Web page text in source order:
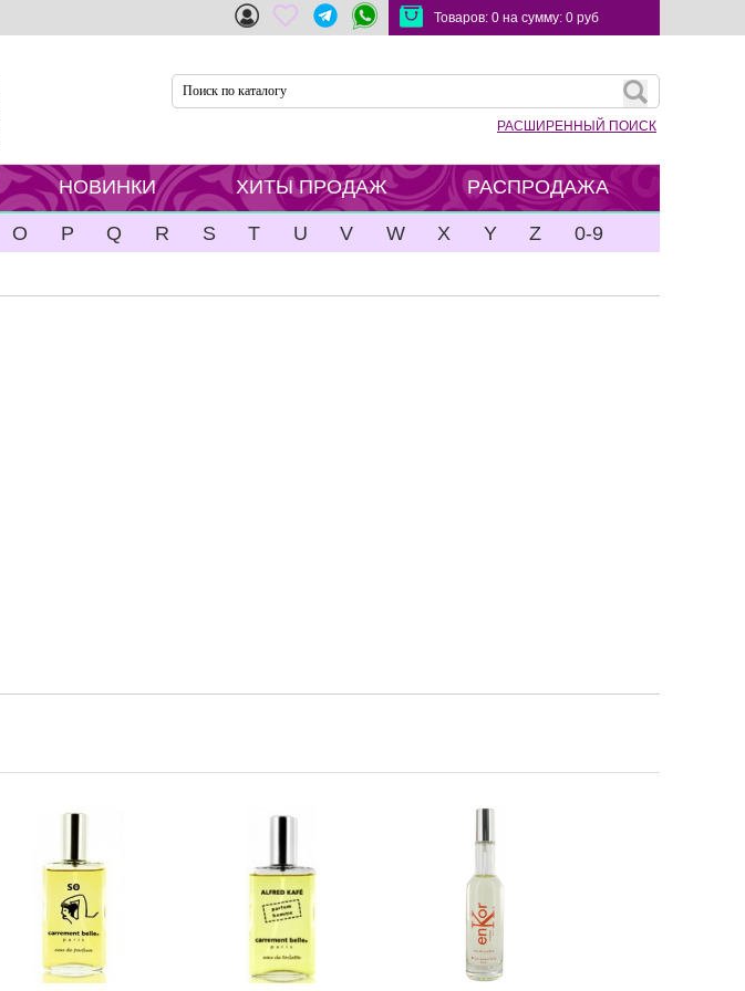
Товаров: 0 на сумму: 0 руб
РАСШИРЕННЫЙ ПОИСК
НОВИНКИ ХИТЫ ПРОДАЖ РАСПРОДАЖА
O P Q R S T U V W X Y Z 0-9